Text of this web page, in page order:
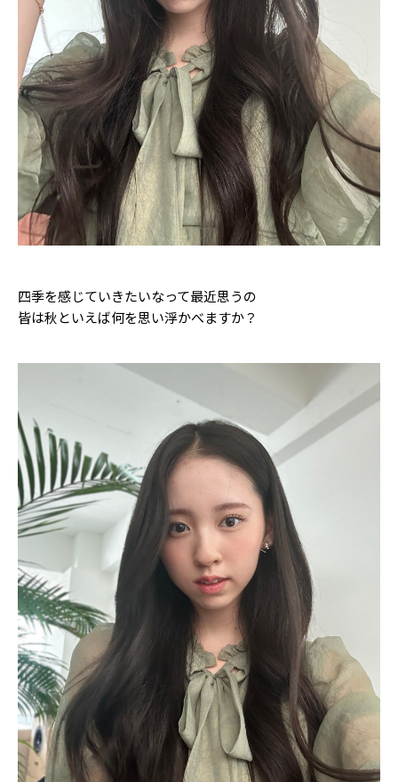
Follow us
ST member
新規会員登録・ログイン
四季を感じていきたいなって最近思うの
皆は秋といえば何を思い浮かべますか？